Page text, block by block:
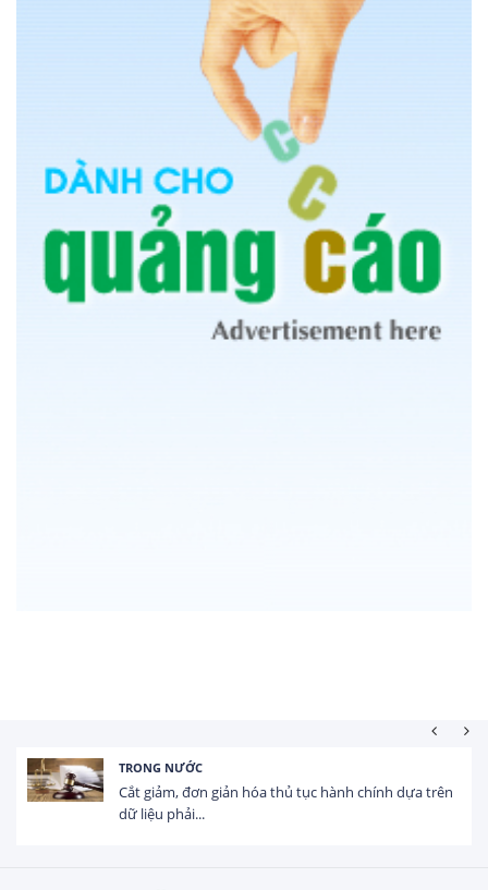
HOẠT ĐỘNG ĐẦU TƯ
Tổng vốn FDI đăng ký vào Việt Nam đạt gần 25 tỷ
USD trong 5 tháng...